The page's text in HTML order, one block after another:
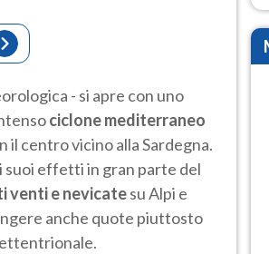
- si apre con uno
ciclone mediterraneo
il centro vicino alla Sardegna.
suoi effetti in gran parte del
venti e nevicatesu Alpi e
anche quote piuttosto